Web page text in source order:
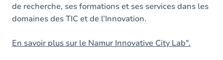
de recherche, ses formations et ses services dans les
domaines des TIC et de l’Innovation.
En savoir plus sur le Namur Innovative City Lab".